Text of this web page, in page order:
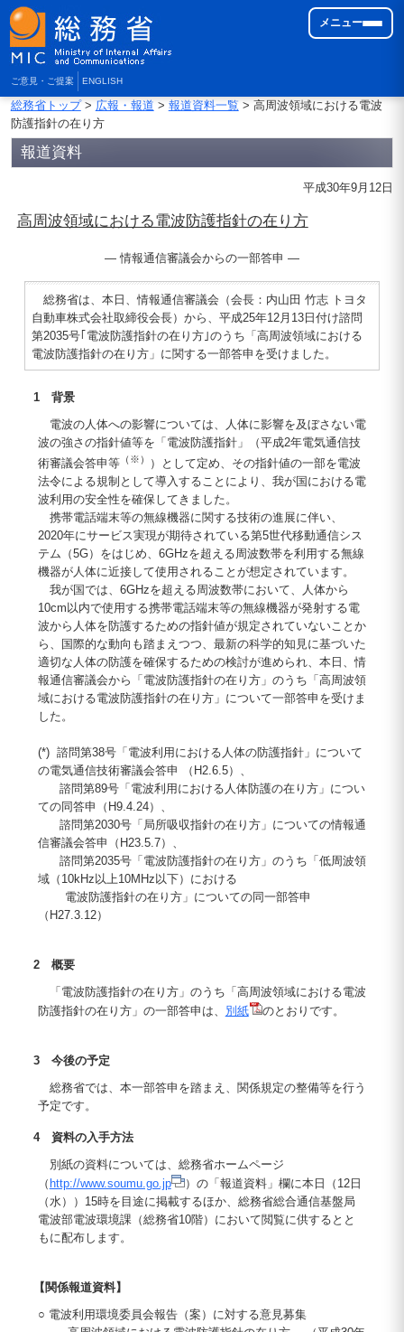
ご意見・ご提案 ENGLISH
メニュー
総務省トップ> 広報・報道 > 報道資料一覧> 高周波領域における電波
防護指針の在り方
報道資料
平成30年9月12日
高周波領域における電波防護指針の在り方
― 情報通信審議会からの一部答申 ―
総務省は、本日、情報通信審議会（会長：内山田 竹志 トヨタ
自動車株式会社取締役会長）から、平成25年12月13日付け諮問
第2035号｢電波防護指針の在り方｣のうち「高周波領域における
電波防護指針の在り方」に関する一部答申を受けました。
1 背景
電波の人体への影響については、人体に影響を及ぼさない電
波の強さの指針値等を「電波防護指針」（平成2年電気通信技
術審議会答申等（※）
）として定め、その指針値の一部を電波
法令による規制として導入することにより、我が国における電
波利用の安全性を確保してきました。
携帯電話端末等の無線機器に関する技術の進展に伴い、
2020年にサービス実現が期待されている第5世代移動通信シス
テム（5G）をはじめ、6GHzを超える周波数帯を利用する無線
機器が人体に近接して使用されることが想定されています。
我が国では、6GHzを超える周波数帯において、人体から
10cm以内で使用する携帯電話端末等の無線機器が発射する電
波から人体を防護するための指針値が規定されていないことか
ら、国際的な動向も踏まえつつ、最新の科学的知見に基づいた
適切な人体の防護を確保するための検討が進められ、本日、情
報通信審議会から「電波防護指針の在り方」のうち「高周波領
域における電波防護指針の在り方」について一部答申を受けま
した。
(*) 諮問第38号「電波利用における人体の防護指針」について
の電気通信技術審議会答申 （H2.6.5）、
諮問第89号「電波利用における人体防護の在り方」につい
ての同答申（H9.4.24）、
諮問第2030号「局所吸収指針の在り方」についての情報通
信審議会答申（H23.5.7）、
諮問第2035号「電波防護指針の在り方」のうち「低周波領
域（10kHz以上10MHz以下）における
電波防護指針の在り方」についての同一部答申
（H27.3.12）
2 概要
「電波防護指針の在り方」のうち「高周波領域における電波
防護指針の在り方」の一部答申は、 別紙 のとおりです。
3 今後の予定
総務省では、本一部答申を踏まえ、関係規定の整備等を行う
予定です。
4 資料の入手方法
別紙の資料については、総務省ホームページ
（ http://www.soumu.go.jp
）の「報道資料」欄に本日（12日
（水））15時を目途に掲載するほか、総務省総合通信基盤局
電波部電波環境課（総務省10階）において閲覧に供するとと
もに配布します。
【関係報道資料】
○ 電波利用環境委員会報告（案）に対する意見募集